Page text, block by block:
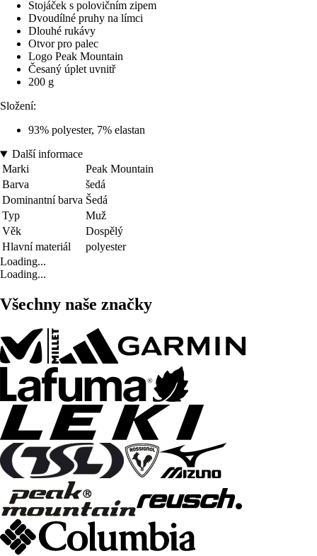
Stojáček s polovičním zipem
Dvoudílné pruhy na límci
Dlouhé rukávy
Otvor pro palec
Logo Peak Mountain
Česaný úplet uvnitř
200 g
Složení:
93% polyester, 7% elastan
Další informace
Marki
Peak Mountain
Barva
šedá
Dominantní barva Šedá
Typ
Muž
Věk
Dospělý
Hlavní materiál
polyester
Loading...
Loading...
Všechny naše značky